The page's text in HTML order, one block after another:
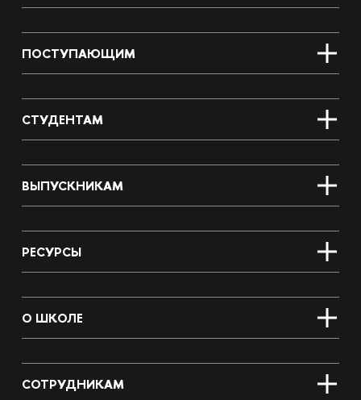
ПОСТУПАЮЩИМ
СТУДЕНТАМ
ВЫПУСКНИКАМ
РЕСУРСЫ
О ШКОЛЕ
СОТРУДНИКАМ